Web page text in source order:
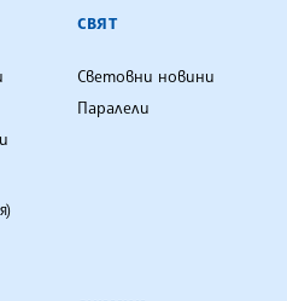
СВЯТ
Световни новини
Паралели